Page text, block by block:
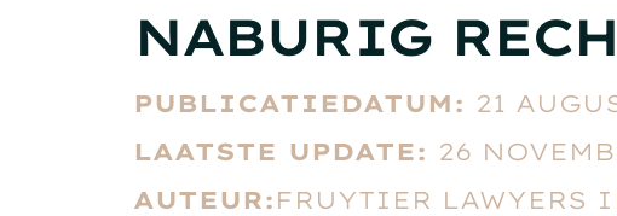
NABURIG
PUBLICATIEDATUM: 21
LAATSTE UPDATE: 26
AUTEUR: FRUYTIER LAWYERS